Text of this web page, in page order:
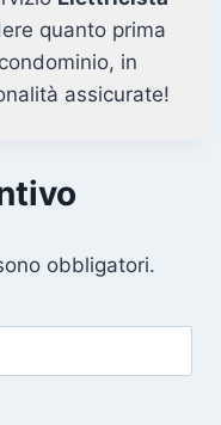
quanto prima
in
assicurate!
obbligatori.